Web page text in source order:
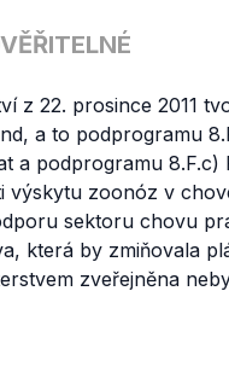
z 22. prosince 2011
a to podprogramu
a podprogramu
zoonóz v
sektoru chovu
která by zmiňovala
zveřejněna